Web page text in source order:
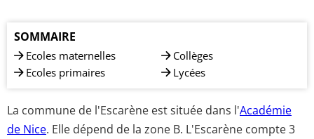
SOMMAIRE
Ecoles maternelles
Ecoles primaires
Collèges
Lycées
La commune de l'Escarène est située dans l'Académie
de Nice. Elle dépend de la zone B. L'Escarène compte 3